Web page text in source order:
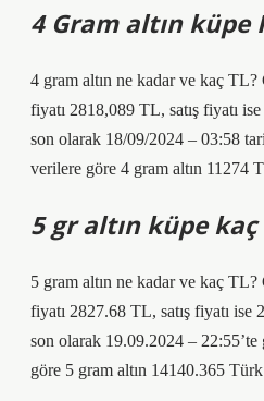
4 Gram altın küpe
4 gram altın ne kadar ve kaç TL?
fiyatı 2818,089 TL, satış fiyatı
son olarak 18/09/2024 – 03:58
verilere göre 4 gram altın 11274
5 gr altın küpe kaç
5 gram altın ne kadar ve kaç TL?
fiyatı 2827.68 TL, satış fiyatı ise
son olarak 19.09.2024 –
göre 5 gram altın 14140.365